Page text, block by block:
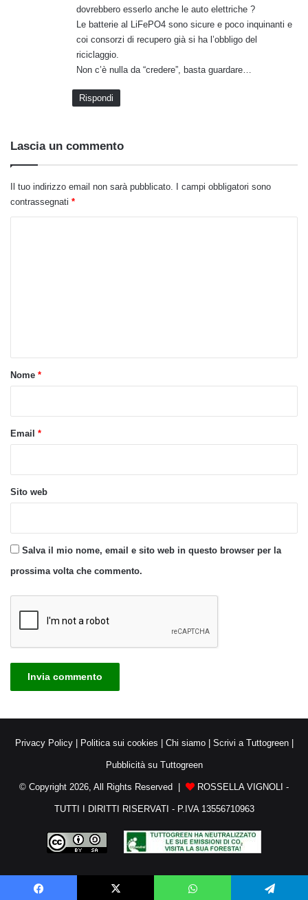
t
o
:
dovrebbero esserlo anche le auto elettriche ?
Le batterie al LiFePO4 sono sicure e poco inquinanti e
coi consorzi di recupero già si ha l’obbligo del
riciclaggio.
Non c’è nulla da “credere”, basta guardare…
Rispondi
Lascia un commento
Il tuo indirizzo email non sarà pubblicato. I campi obbligatori sono
contrassegnati *
o
Nome *
Email *
Sito web
Salva il mio nome, email e sito web in questo browser per la
prossima volta che commento.
Privacy Policy| Politica sui cookies | Chi siamo| Scrivi a Tuttogreen|
Pubblicità su Tuttogreen
© Copyright 2026, All Rights Reserved | ROSSELLA VIGNOLI -
TUTTI I DIRITTI RISERVATI - P.IVA 13556710963